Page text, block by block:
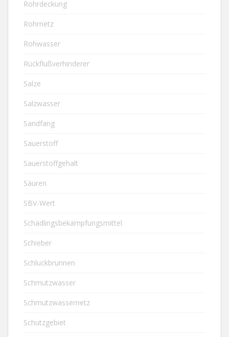
Rohrdeckung
Rohrnetz
Rohwasser
Rückflußverhinderer
Salze
Salzwasser
Sandfang
Sauerstoff
Sauerstoffgehalt
Säuren
SBV-Wert
Schädlingsbekämpfungsmittel
Schieber
Schluckbrunnen
Schmutzwasser
Schmutzwassernetz
Schutzgebiet